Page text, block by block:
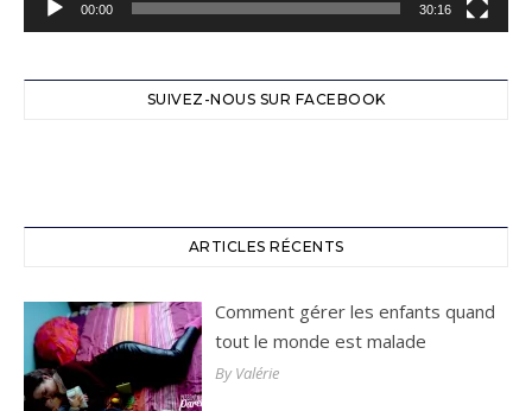
00:00 30:16
SUIVEZ-NOUS SUR FACEBOOK
ARTICLES RÉCENTS
Comment gérer les enfants quand
tout le monde est malade
By Valérie